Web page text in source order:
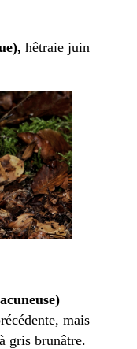
hêtraie juin
mais
gris brunâtre.